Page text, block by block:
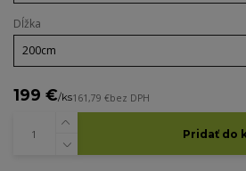
Dĺžka
199 €/ks161,79 €bez DPH
Pridať do